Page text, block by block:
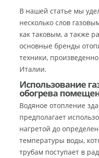
В нашей статье мы
несколько слов
как таковым, а также
основные бренды
техники,
Италии.
Использование
обогрева
Водяное отопление
предполагает
нагретой до
температуры воды,
трубам поступает в